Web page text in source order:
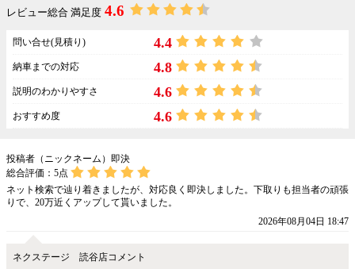
レビュー総合 満足度 4.6
問い合せ(見積り) 4.4
納車までの対応 4.8
説明のわかりやすさ 4.6
おすすめ度 4.6
投稿者（ニックネーム）即決
総合評価： 5点
ネット検索で辿り着きましたが、対応良く即決しました。下取りも担当者の頑張
りで、20万近くアップして貰いました。
2026年08月04日 18:47
ネクステージ 読谷店コメント